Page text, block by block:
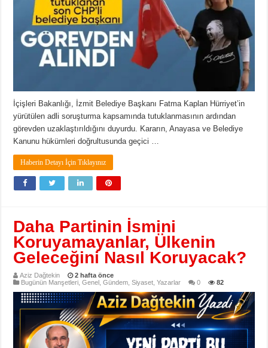
İçişleri Bakanlığı, İzmit Belediye Başkanı Fatma Kaplan Hürriyet’in
yürütülen adli soruşturma kapsamında tutuklanmasının ardından
görevden uzaklaştırıldığını duyurdu. Kararın, Anayasa ve Belediye
Kanunu hükümleri doğrultusunda geçici …
Haberin Detayı İçin Tıklayınız
Daha Partinin İsmini
Koruyamayanlar, Ülkenin
Geleceğini Nasıl Koruyacak?
Aziz Dağtekin
2 hafta önce
Bugünün Manşetleri,Genel ,Gündem,Siyaset,Yazarlar 0 82